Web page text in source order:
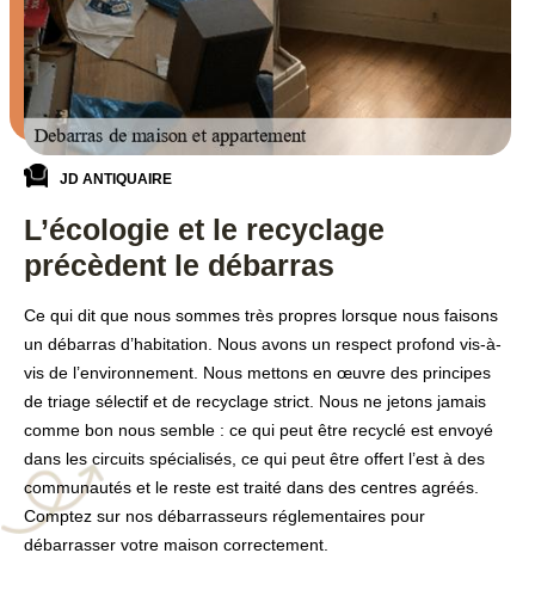
JD ANTIQUAIRE
L’écologie et le recyclage
précèdent le débarras
Ce qui dit que nous sommes très propres lorsque nous faisons
un débarras d’habitation. Nous avons un respect profond vis-à-
vis de l’environnement. Nous mettons en œuvre des principes
de triage sélectif et de recyclage strict. Nous ne jetons jamais
comme bon nous semble : ce qui peut être recyclé est envoyé
dans les circuits spécialisés, ce qui peut être offert l’est à des
communautés et le reste est traité dans des centres agréés.
Comptez sur nos débarrasseurs réglementaires pour
débarrasser votre maison correctement.